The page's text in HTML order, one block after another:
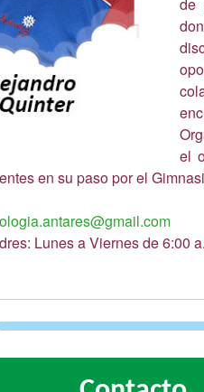
el
en su paso por el
Lunes a Viernes de 6:00